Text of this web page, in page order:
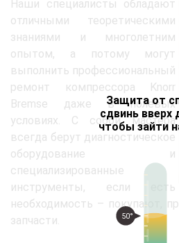
Защита от
сдвинь вверх
чтобы зайти
50°
Наши специалисты обладают
отличными теоретическими
знаниями и многолетним
опытом, а потому могут
выполнить профессиональный
ремонт компрессора Knorr
Bremse даже в полевых
условиях. С собой мастера
всегда берут диагностическое
оборудование и
специализированные
инструменты, если есть
необходимость – покупают,
запчасти.